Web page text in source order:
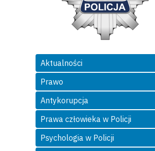
Aktualności
Prawo
Antykorupcja
Prawa człowieka w Policji
Psychologia w Policji